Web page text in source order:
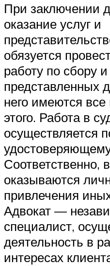
При заключении
оказание услуг и
обязуется
работу по сбору
представленных
него имеются
этого. Работа в
осуществляется
Соответственно,
оказываются
привлечения
Адвокат —
специалист,
деятельность в
интересах